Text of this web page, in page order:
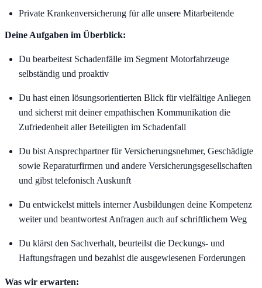
Private Krankenversicherung für alle unsere Mitarbeitende
Deine Aufgaben im Überblick:
Du bearbeitest Schadenfälle im Segment Motorfahrzeuge
selbständig und proaktiv
Du hast einen lösungsorientierten Blick für vielfältige Anliegen
und sicherst mit deiner empathischen Kommunikation die
Zufriedenheit aller Beteiligten im Schadenfall
Du bist Ansprechpartner für Versicherungsnehmer, Geschädigte
sowie Reparaturfirmen und andere Versicherungsgesellschaften
und gibst telefonisch Auskunft
Du entwickelst mittels interner Ausbildungen deine Kompetenz
weiter und beantwortest Anfragen auch auf schriftlichem Weg
Du klärst den Sachverhalt, beurteilst die Deckungs- und
Haftungsfragen und bezahlst die ausgewiesenen Forderungen
Was wir erwarten: